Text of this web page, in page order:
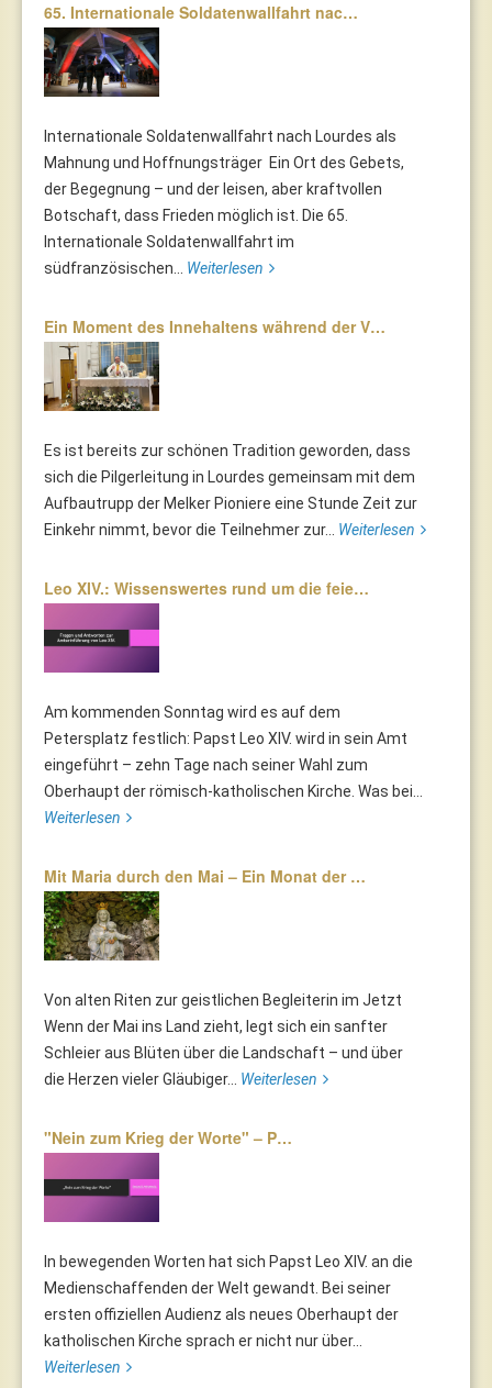
65. Internationale Soldatenwallfahrt nac…
Internationale Soldatenwallfahrt nach Lourdes als
Mahnung und Hoffnungsträger Ein Ort des Gebets,
der Begegnung – und der leisen, aber kraftvollen
Botschaft, dass Frieden möglich ist. Die 65.
Internationale Soldatenwallfahrt im
südfranzösischen... Weiterlesen
Ein Moment des Innehaltens während der V…
Es ist bereits zur schönen Tradition geworden, dass
sich die Pilgerleitung in Lourdes gemeinsam mit dem
Aufbautrupp der Melker Pioniere eine Stunde Zeit zur
Einkehr nimmt, bevor die Teilnehmer zur... Weiterlesen
Leo XIV.: Wissenswertes rund um die feie…
Am kommenden Sonntag wird es auf dem
Petersplatz festlich: Papst Leo XIV. wird in sein Amt
eingeführt – zehn Tage nach seiner Wahl zum
Oberhaupt der römisch-katholischen Kirche. Was bei...
Weiterlesen
Mit Maria durch den Mai – Ein Monat der …
Von alten Riten zur geistlichen Begleiterin im Jetzt
Wenn der Mai ins Land zieht, legt sich ein sanfter
Schleier aus Blüten über die Landschaft – und über
die Herzen vieler Gläubiger... Weiterlesen
"Nein zum Krieg der Worte" – P…
In bewegenden Worten hat sich Papst Leo XIV. an die
Medienschaffenden der Welt gewandt. Bei seiner
ersten offiziellen Audienz als neues Oberhaupt der
katholischen Kirche sprach er nicht nur über...
Weiterlesen